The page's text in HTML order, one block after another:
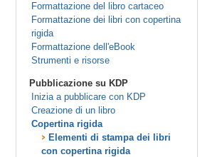
Formattazione del libro cartaceo
Formattazione dei libri con copertina
rigida
Formattazione dell'eBook
Strumenti e risorse
Pubblicazione su KDP
Inizia a pubblicare con KDP
Creazione di un libro
Copertina rigida
Elementi di stampa dei libri
con copertina rigida